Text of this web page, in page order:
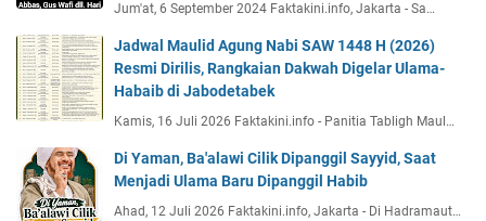
Jum'at, 6 September 2024 Faktakini.info, Jakarta - Sa…
Jadwal Maulid Agung Nabi SAW 1448 H (2026)
Resmi Dirilis, Rangkaian Dakwah Digelar Ulama-
Habaib di Jabodetabek
Kamis, 16 Juli 2026 Faktakini.info - Panitia Tabligh Maul…
Di Yaman, Ba'alawi Cilik Dipanggil Sayyid, Saat
Menjadi Ulama Baru Dipanggil Habib
Ahad, 12 Juli 2026 Faktakini.info, Jakarta - Di Hadramaut…